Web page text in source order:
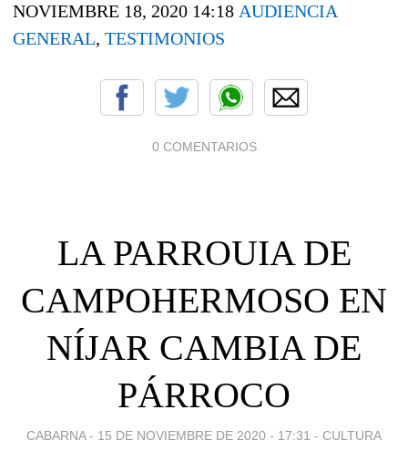
NOVIEMBRE 18, 2020 14:18 AUDIENCIA
GENERAL, TESTIMONIOS
0 COMENTARIOS
LA PARROUIA DE
CAMPOHERMOSO EN
NÍJAR CAMBIA DE
PÁRROCO
CABARNA - 15 DE NOVIEMBRE DE 2020 - 17:31 - CULTURA